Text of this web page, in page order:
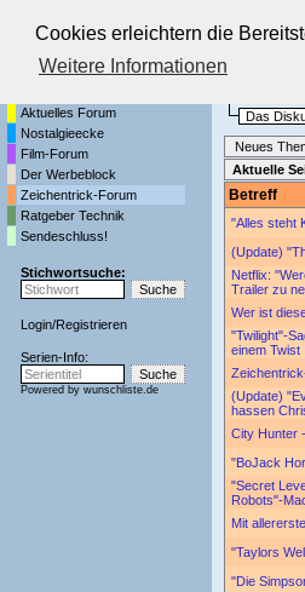
Cookies erleichtern die
Weitere Informationen
Die Fernseh-
Aktuelles Forum
Nostalgieecke
Film-Forum
Der Werbeblock
Zeichentrick-Forum
Ratgeber Technik
Sendeschluss!
Stichwortsuche:
Login/Registrieren
Serien-Info:
Powered by wunschliste.de
Das
Neues
Aktuelle
Betreff
"Alles steht
(Update)
Netflix:
Trailer zu
Wer ist
"Twilight"-
einem Twist
(Update)
hassen
City Hunter
"BoJack
"Secret
Robots"-
Mit
"Taylors
"Die